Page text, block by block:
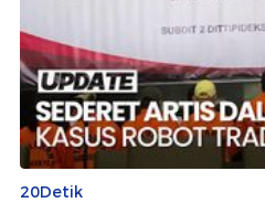
20Detik